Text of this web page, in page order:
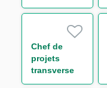
H/F
Chef de
projets
transverse
Cash